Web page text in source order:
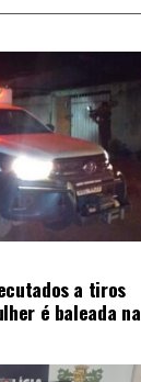
a tiros
é baleada na